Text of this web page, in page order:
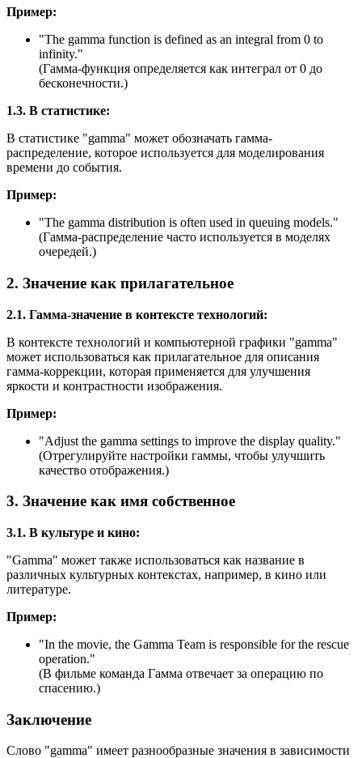
Пример:
"The gamma function is defined as an integral from 0 to
infinity."
(Гамма-функция определяется как интеграл от 0 до
бесконечности.)
1.3. В статистике:
В статистике "gamma" может обозначать гамма-
распределение, которое используется для моделирования
времени до события.
Пример:
"The gamma distribution is often used in queuing models."
(Гамма-распределение часто используется в моделях
очередей.)
2. Значение как прилагательное
2.1. Гамма-значение в контексте технологий:
В контексте технологий и компьютерной графики "gamma"
может использоваться как прилагательное для описания
гамма-коррекции, которая применяется для улучшения
яркости и контрастности изображения.
Пример:
"Adjust the gamma settings to improve the display quality."
(Отрегулируйте настройки гаммы, чтобы улучшить
качество отображения.)
3. Значение как имя собственное
3.1. В культуре и кино:
"Gamma" может также использоваться как название в
различных культурных контекстах, например, в кино или
литературе.
Пример:
"In the movie, the Gamma Team is responsible for the rescue
operation."
(В фильме команда Гамма отвечает за операцию по
спасению.)
Заключение
Слово "gamma" имеет разнообразные значения в зависимости